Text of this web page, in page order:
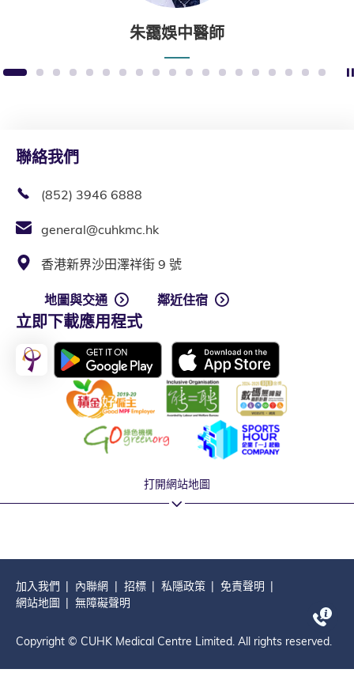
朱靄娛中醫師
1 2 3 4 5 6 7 8 9 10 11 12 13 14 15 16 17 18 19
聯絡我們
(852) 3946 6888
general@cuhkmc.hk
香港新界沙田澤祥街 9 號
地圖與交通 鄰近住宿
立即下載應用程式
打開網站地圖
加入我們 內聯網 招標 私隱政策
免責聲明
網站地圖
無障礙聲明
Copyright © CUHK Medical Centre Limited. All rights reserved.